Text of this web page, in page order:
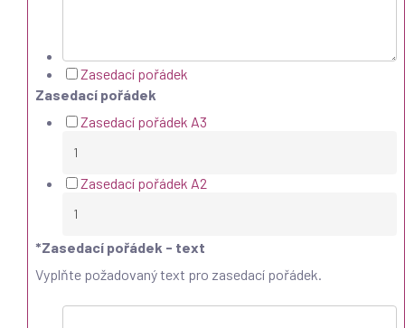
Zasedací pořádek
Zasedací pořádek
Zasedací pořádek A3
Zasedací pořádek A2
*Zasedací pořádek - text
Vyplňte požadovaný text pro zasedací pořádek.